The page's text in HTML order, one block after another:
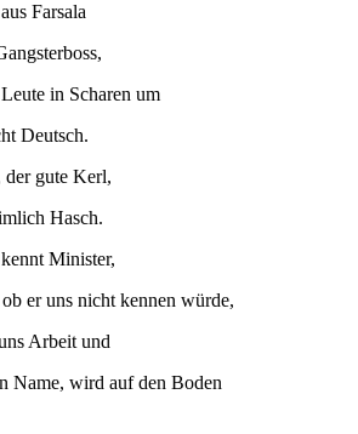
Farsala
in Scharen um
Deutsch.
gute Kerl,
Hasch.
Minister,
er uns nicht kennen würde,
Arbeit und
Name, wird auf den Boden